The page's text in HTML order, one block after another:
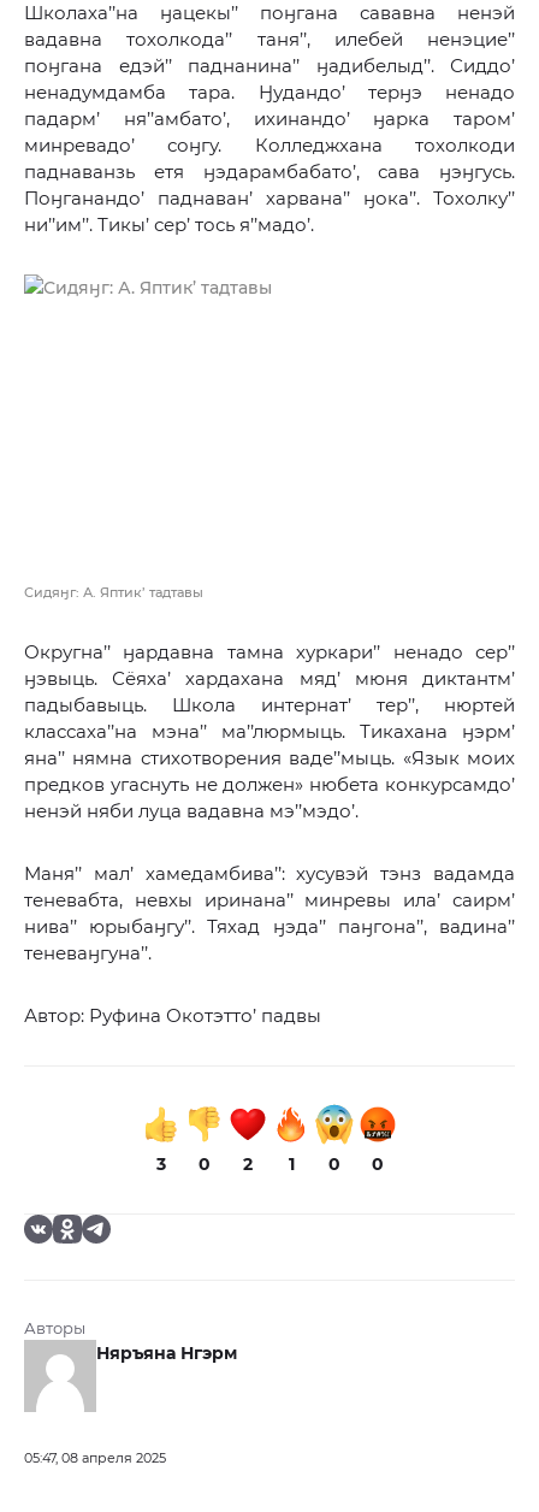
Школаха’’на ӈацекы’’ поӈгана сававна ненэй
вадавна тохолкода’’ таня’’, илебей ненэцие’’
поӈгана едэй’’ паднанина’’ ӈадибелыд’’. Сиддо’
ненадумдамба тара. Ӈудандо’ терӈэ ненадо
падарм’ ня’’амбато’, ихинандо’ ӈарка таром’
минревадо’ соӈгу. Колледжхана тохолкоди
паднаванзь етя ӈэдарамбабато’, сава ӈэӈгусь.
Поӈганандо’ паднаван’ харвана’’ ӈока’’. Тохолку’’
ни’’им’’. Тикы’ сер’ тось я’’мадо’.
Сидяӈг: А. Яптик’ тадтавы
Округна’’ ӈардавна тамна хуркари’’ ненадо сер’’
ӈэвыць. Сёяха’ хардахана мяд’ мюня диктантм’
падыбавыць. Школа интернат’ тер’’, нюртей
классаха’’на мэна’’ ма’’люрмыць. Тикахана ӈэрм’
яна’’ нямна стихотворения ваде’’мыць. «Язык моих
предков угаснуть не должен» нюбета конкурсамдо’
ненэй няби луца вадавна мэ’’мэдо’.
Маня’’ мал’ хамедамбива’’: хусувэй тэнз вадамда
теневабта, невхы иринана’’ минревы ила’ саирм’
нива’’ юрыбаӈгу’’. Тяхад ӈэда’’ паӈгона’’, вадина’’
теневаӈгуна’’.
Автор: Руфина Окотэтто’ падвы
3 0 2 1 0 0
Авторы
Няръяна Нгэрм
05:47, 08 апреля 2025